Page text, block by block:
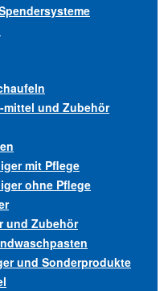
mittel und Zubehör
mit Pflege
ohne Pflege
und Zubehör
und Sonderprodukte